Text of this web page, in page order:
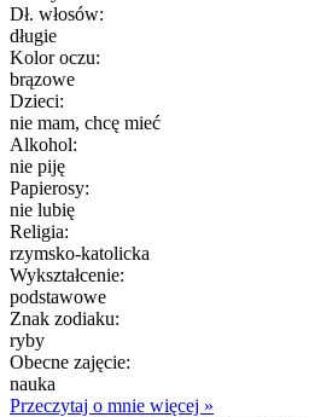
Dł. włosów:
długie
Kolor oczu:
brązowe
Dzieci:
nie mam, chcę mieć
Alkohol:
nie piję
Papierosy:
nie lubię
Religia:
rzymsko-katolicka
Wykształcenie:
podstawowe
Znak zodiaku:
ryby
Obecne zajęcie:
nauka
Przeczytaj o mnie więcej »